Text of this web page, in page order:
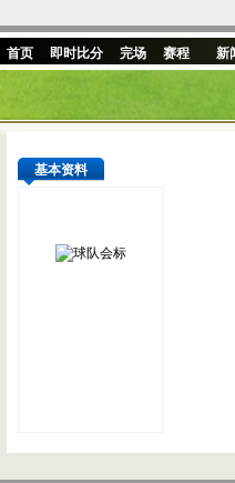
首页 即时比分 完场 赛程 新
基本资料